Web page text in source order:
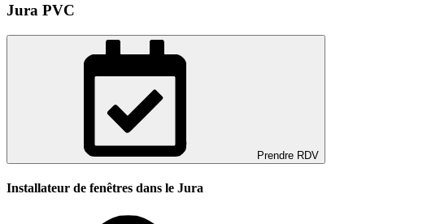
Jura PVC
Prendre RDV
Installateur de fenêtres dans le Jura